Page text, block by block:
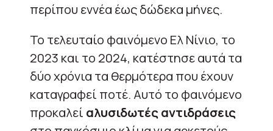
περίπου εννέα έως δώδεκα μήνες.
Το τελευταίο φαινόμενο Ελ Νίνιο, το
2023 και το 2024, κατέστησε αυτά τα
δύο χρόνια τα θερμότερα που έχουν
καταγραφεί ποτέ. Αυτό το φαινόμενο
προκαλεί αλυσιδωτές αντιδράσεις